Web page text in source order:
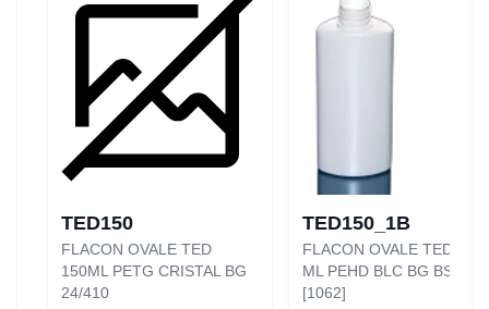
TED150
FLACON OVALE TED
150ML PETG CRISTAL BG
24/410
TED150_1B
FLACON OVALE TED 150
ML PEHD BLC BG BS
[1062]